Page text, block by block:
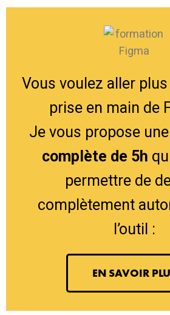
Vous voulez aller
prise en main de
Je vous propose une
complète de 5h
permettre de
complètement
l’outil :
EN SAVOIR